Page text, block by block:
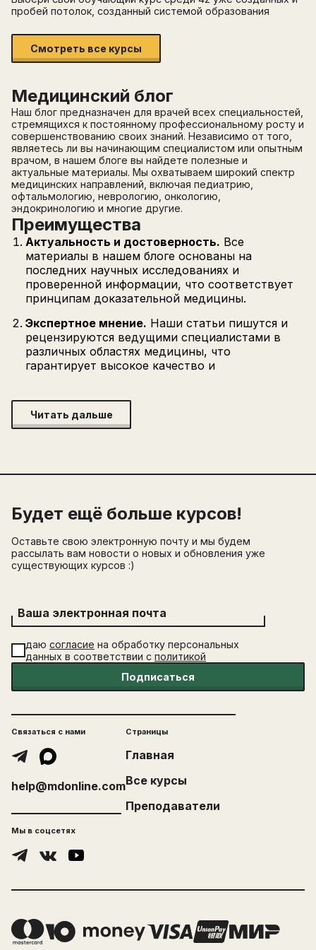
пробей потолок, созданный системой образования
Смотреть все курсы
Медицинский блог
Наш блог предназначен для врачей всех специальностей,
стремящихся к постоянному профессиональному росту и
совершенствованию своих знаний. Независимо от того,
являетесь ли вы начинающим специалистом или опытным
врачом, в нашем блоге вы найдете полезные и
актуальные материалы. Мы охватываем широкий спектр
медицинских направлений, включая педиатрию,
офтальмологию, неврологию, онкологию,
эндокринологию и многие другие.
Преимущества
Актуальность и достоверность. Все
материалы в нашем блоге основаны на
последних научных исследованиях и
проверенной информации, что соответствует
принципам доказательной медицины.
Экспертное мнение. Наши статьи пишутся и
рецензируются ведущими специалистами в
различных областях медицины, что
гарантирует высокое качество и
Читать дальше
Будет ещё больше курсов!
Оставьте свою электронную почту и мы будем
рассылать вам новости о новых и обновления уже
существующих курсов :)
Ваша электронная почта
даю согласие на обработку персональных
данных в соответствии с политикой
Подписаться
Связаться с нами
help@mdonline.com
Страницы
Главная
Все курсы
Преподаватели
Мы в соцсетях